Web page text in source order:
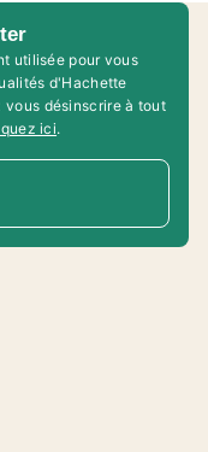
utilisée pour vous
d'Hachette
vous désinscrire à tout
ici.